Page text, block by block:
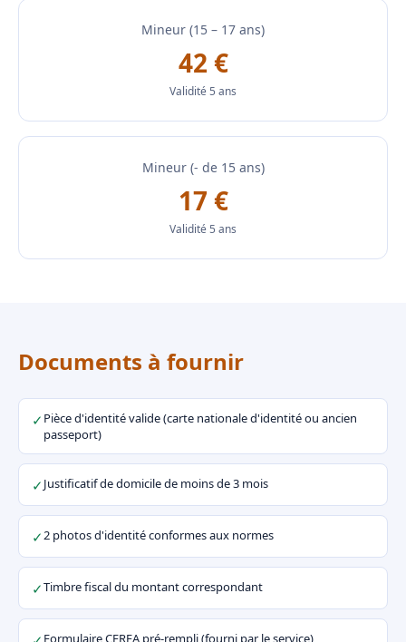
Mineur (15 – 17 ans)
42 €
Validité 5 ans
Mineur (- de 15 ans)
17 €
Validité 5 ans
Documents à fournir
✓ Pièce d'identité valide (carte nationale d'identité ou ancien
passeport)
✓Justificatif de domicile de moins de 3 mois
✓2 photos d'identité conformes aux normes
✓Timbre fiscal du montant correspondant
Formulaire CERFA pré-rempli (fourni par le service)